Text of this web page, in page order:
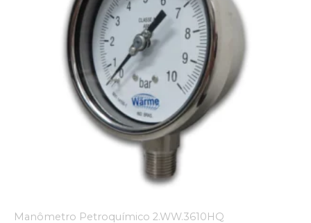
Manômetro Petroquímico 2.WW.3610HQ